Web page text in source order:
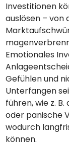
Investitionen
auslösen – von
Emotionales
Gefühlen und
Unterfangen
führen, wie z.
oder panische
wodurch
können.